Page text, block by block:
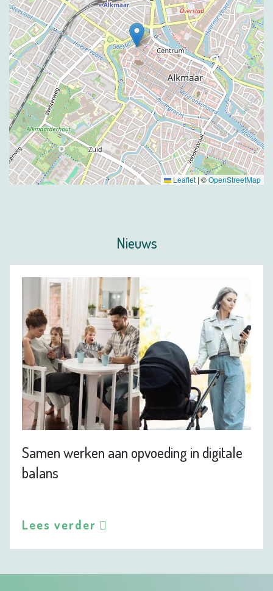
Leaflet | ©OpenStreetMap
Nieuws
Samen werken aan opvoeding in digitale
balans
Lees verder